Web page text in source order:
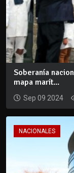
Soberanía
mapa marít...
Sep 09 2024
NACIONALES